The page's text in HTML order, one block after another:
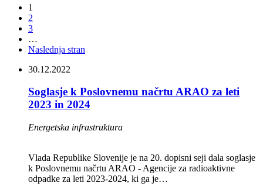
1
2
3
…
Naslednja stran
30.12.2022
Soglasje k Poslovnemu načrtu ARAO za leti
2023 in 2024
Energetska infrastruktura
Vlada Republike Slovenije je na 20. dopisni seji dala soglasje
k Poslovnemu načrtu ARAO - Agencije za radioaktivne
odpadke za leti 2023-2024, ki ga je…